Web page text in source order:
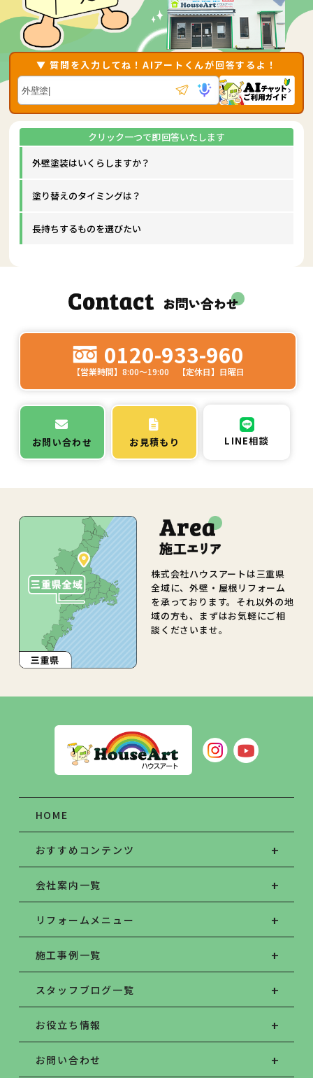
▼ 質問を入力してね！AIアートくんが回答するよ！
外壁塗装はいくらしますか？
塗り替えのタイミングは？
長持ちするものを選びたい
0120-933-960
【営業時間】8:00～19:00 【定休日】日曜日
お問い合わせ お見積もり LINE相談
株式会社ハウスアートは三重県
全域に、外壁・屋根リフォーム
を承っております。それ以外の地
域の方も、まずはお気軽にご相
談くださいませ。
HOME
おすすめコンテンツ
会社案内一覧
リフォームメニュー
施工事例一覧
スタッフブログ一覧
お役立ち情報
お問い合わせ